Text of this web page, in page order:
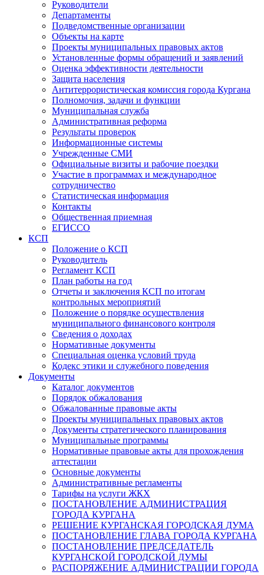
Руководители
Департаменты
Подведомственные организации
Объекты на карте
Проекты муниципальных правовых актов
Установленные формы обращений и заявлений
Оценка эффективности деятельности
Защита населения
Антитеррористическая комиссия города Кургана
Полномочия, задачи и функции
Муниципальная служба
Административная реформа
Результаты проверок
Информационные системы
Учрежденные СМИ
Официальные визиты и рабочие поездки
Участие в программах и международное
сотрудничество
Статистическая информация
Контакты
Общественная приемная
ЕГИССО
КСП
Положение о КСП
Руководитель
Регламент КСП
План работы на год
Отчеты и заключения КСП по итогам
контрольных мероприятий
Положение о порядке осуществления
муниципального финансового контроля
Сведения о доходах
Нормативные документы
Специальная оценка условий труда
Кодекс этики и служебного поведения
Документы
Каталог документов
Порядок обжалования
Обжалованные правовые акты
Проекты муниципальных правовых актов
Документы стратегического планирования
Муниципальные программы
Нормативные правовые акты для прохождения
аттестации
Основные документы
Административные регламенты
Тарифы на услуги ЖКХ
ПОСТАНОВЛЕНИЕ АДМИНИСТРАЦИЯ
ГОРОДА КУРГАНА
РЕШЕНИЕ КУРГАНСКАЯ ГОРОДСКАЯ ДУМА
ПОСТАНОВЛЕНИЕ ГЛАВА ГОРОДА КУРГАНА
ПОСТАНОВЛЕНИЕ ПРЕДСЕДАТЕЛЬ
КУРГАНСКОЙ ГОРОДСКОЙ ДУМЫ
РАСПОРЯЖЕНИЕ АДМИНИСТРАЦИИ ГОРОДА